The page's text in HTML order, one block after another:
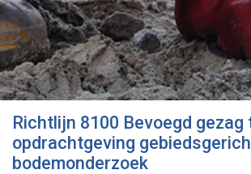
Richtlijn 8100 Bevoegd gezag
opdrachtgeving
bodemonderzoek